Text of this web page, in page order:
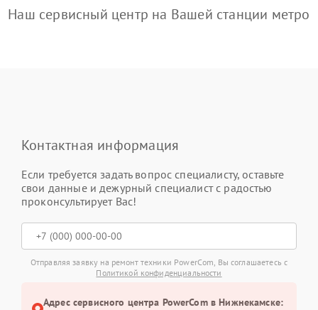
Наш сервисный центр на Вашей станции метро
Контактная информация
Если требуется задать вопрос специалисту, оставьте
свои данные и дежурный специалист с радостью
проконсультирует Вас!
Отправляя заявку на ремонт техники PowerCom, Вы соглашаетесь с
Политикой конфиденциальности
Адрес сервисного центра PowerCom в Нижнекамске: